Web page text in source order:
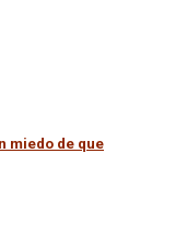
miedo de que